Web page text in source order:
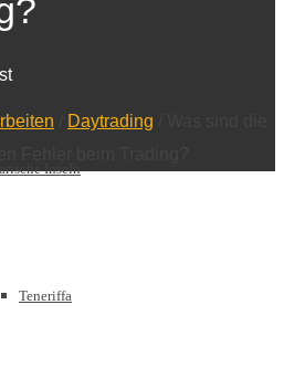
Inseln
Teneriffa
Daytrading